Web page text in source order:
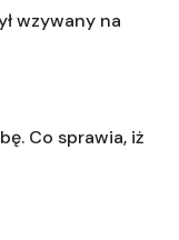
wzywany na
Co sprawia, iż